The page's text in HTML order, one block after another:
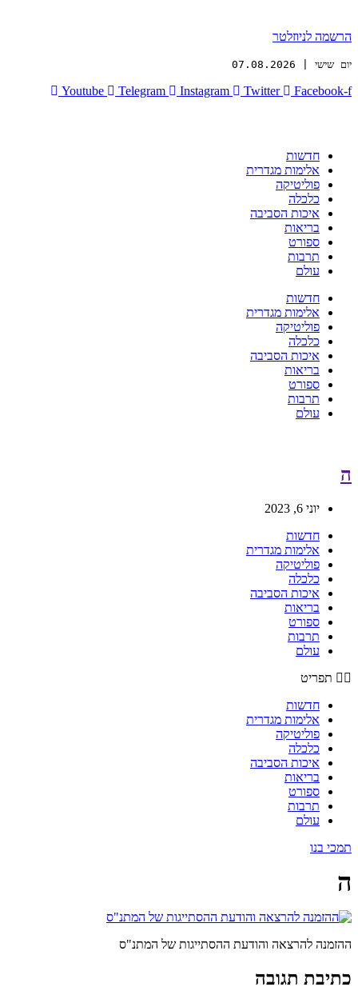
הרשמה לניוזלטר
יום שישי | 07.08.2026
Youtube Telegram Instagram Twitter Facebook-f
חדשות
אלימות מגדרית
פוליטיקה
כלכלה
איכות הסביבה
בריאות
ספורט
תרבות
עולם
חדשות
אלימות מגדרית
פוליטיקה
כלכלה
איכות הסביבה
בריאות
ספורט
תרבות
עולם
ה
יוני 6, 2023
חדשות
אלימות מגדרית
פוליטיקה
כלכלה
איכות הסביבה
בריאות
ספורט
תרבות
עולם
תפריט
חדשות
אלימות מגדרית
פוליטיקה
כלכלה
איכות הסביבה
בריאות
ספורט
תרבות
עולם
תמכי בנו
ה
ההזמנה להרצאה והודעת ההסתייגות של המתנ"ס
כתיבת תגובה